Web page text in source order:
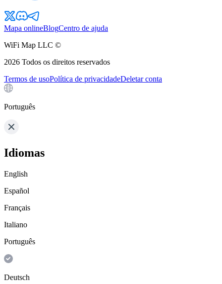
Mapa onlineBlogCentro de ajuda
WiFi Map LLC ©
2026 Todos os direitos reservados
Termos de usoPolítica de privacidadeDeletar conta
Português
Idiomas
English
Español
Français
Italiano
Português
Deutsch